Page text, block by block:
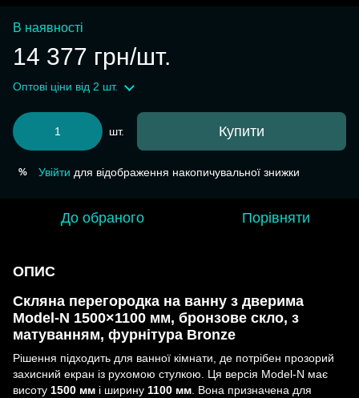
В наявності
14 377 грн/шт.
Оптові ціни від 2 шт.
шт. Купити
% Увійти для відображення накопичувальної знижки
До обраного Порівняти
ОПИС
Скляна перегородка на ванну з дверима
Model-N 1500×1100 мм, бронзове скло, з
матуванням, фурнітура Bronze
Рішення підходить для ванної кімнати, де потрібен прозорий
захисний екран із рухомою стулкою. Ця версія Model-N має
висоту 1500 мм і ширину 1100 мм. Вона призначена для